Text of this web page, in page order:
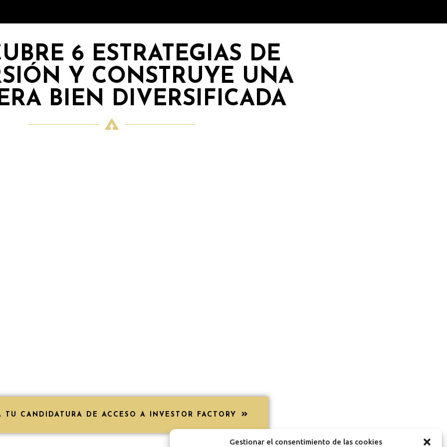
Gestionar el consentimiento de las cookies
6 ESTRATEGIAS DE
Y CONSTRUYE UNA
BIEN DIVERSIFICADA
TU CANDIDATURA DE ACCESO A INVESTOR FACTORY